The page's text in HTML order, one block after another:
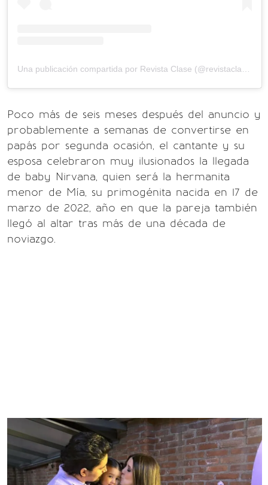
Una publicación compartida por Revista Clase (@revistaclase)
Poco más de seis meses después del anuncio y
probablemente a semanas de convertirse en
papás por segunda ocasión, el cantante y su
esposa celebraron muy ilusionados la llegada
de baby Nirvana, quien será la hermanita
menor de Mía, su primogénita nacida en 17 de
marzo de 2022, año en que la pareja también
llegó al altar tras más de una década de
noviazgo.